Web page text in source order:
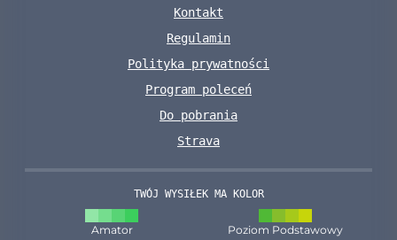
Kontakt
Regulamin
Polityka prywatności
Program poleceń
Do pobrania
Strava
TWÓJ WYSIŁEK MA KOLOR
Amator Poziom Podstawowy